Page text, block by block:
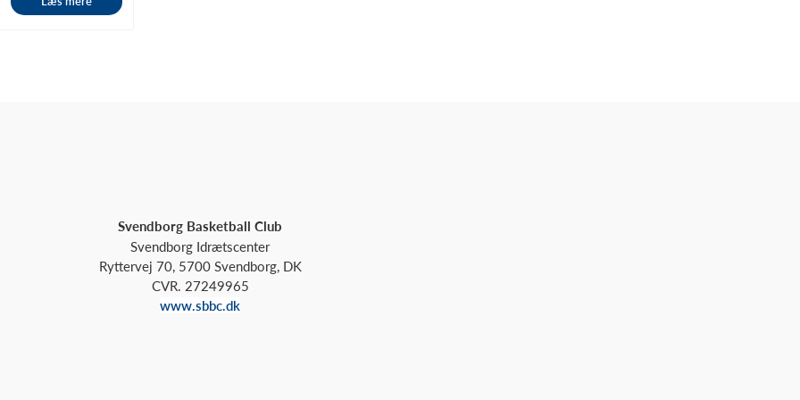
Svendborg Basketball Club
Svendborg Idrætscenter
Ryttervej 70, 5700 Svendborg, DK
CVR. 27249965
www.sbbc.dk